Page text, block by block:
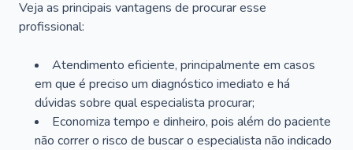
Veja as principais vantagens de procurar esse
profissional:
Atendimento eficiente, principalmente em casos
em que é preciso um diagnóstico imediato e há
dúvidas sobre qual especialista procurar;
Economiza tempo e dinheiro, pois além do paciente
não correr o risco de buscar o especialista não indicado